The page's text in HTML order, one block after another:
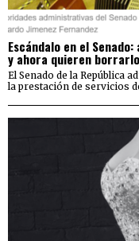
Escándalo en el
y ahora quieren borrarlo
El Senado de la República
la prestación de servicios